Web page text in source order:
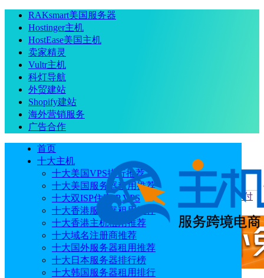
RAKsmart美国服务器
Hostinger主机
HostEase美国主机
卖家精灵
Vultr主机
科灯导航
外贸建站
Shopify建站
海外营销服务
广告合作
首页
十大主机
十大美国VPS排行推荐
十大美国服务器租用推荐
十大双ISP住宅IP VPS
十大香港服务器租用推荐
十大香港主机租用推荐
十大域名注册商推荐
十大国外服务器租用推荐
十大日本服务器排行榜
十大韩国服务器租用排行
当前位置：首页 优惠码 ColoCrossing八月优惠 美国VPS月付
$2.57起 美国服务器4核16G低至$124.92/年